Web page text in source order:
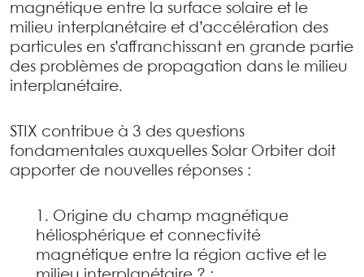
magnétique entre la surface solaire et le
milieu interplanétaire et d’accélération des
particules en s’affranchissant en grande partie
des problèmes de propagation dans le milieu
interplanétaire.
STIX contribue à 3 des questions
fondamentales auxquelles Solar Orbiter doit
apporter de nouvelles réponses :
Origine du champ magnétique
héliosphérique et connectivité
magnétique entre la région active et le